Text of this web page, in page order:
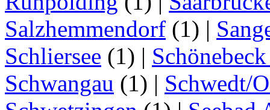
Salzhemmendorf (1) |
Schliersee (1) |
Schwangau (1) | Schwedt/